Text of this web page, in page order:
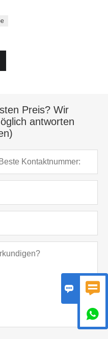
Preis? Wir
antworten
 
